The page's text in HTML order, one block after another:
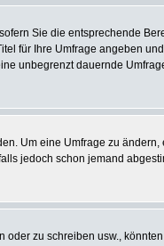
Sie die entsprechende
für Ihre Umfrage angeben
unbegrenzt dauernde
Um eine Umfrage zu
jedoch schon jemand
zu schreiben usw.,